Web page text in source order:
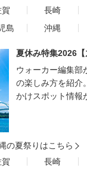
長崎
島 沖縄
夏休み特集2026【
ウォーカー編集部
の楽しみ方を紹介
かけスポット情報
の夏祭りはこちら
長崎